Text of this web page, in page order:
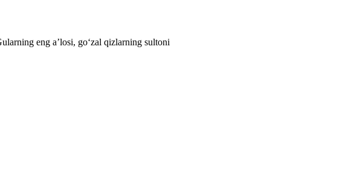
eng a’losi, go‘zal qizlarning sultoni